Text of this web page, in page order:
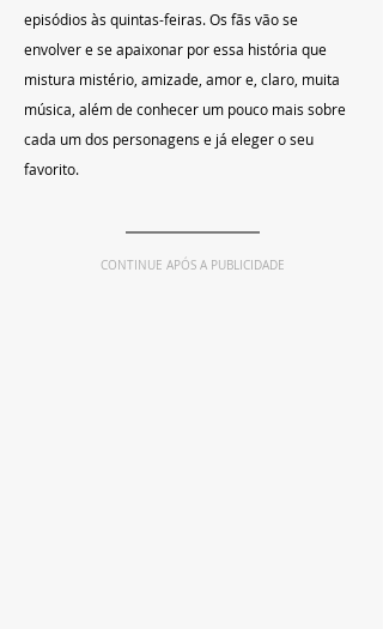
episódios às quintas-feiras. Os fãs vão se
envolver e se apaixonar por essa história que
mistura mistério, amizade, amor e, claro, muita
música, além de conhecer um pouco mais sobre
cada um dos personagens e já eleger o seu
favorito.
CONTINUE APÓS A PUBLICIDADE